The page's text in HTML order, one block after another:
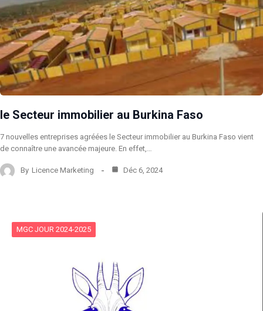
le Secteur immobilier au Burkina Faso
7 nouvelles entreprises agréées le Secteur immobilier au Burkina Faso vient
de connaître une avancée majeure. En effet,…
By Licence Marketing Déc 6, 2024
MGC JOUR 2024-2025